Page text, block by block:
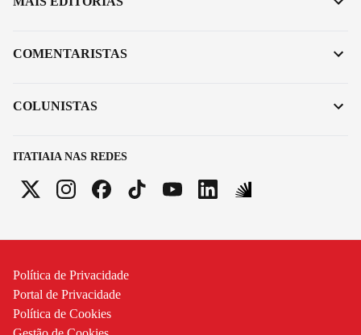
ITATIAIA NAS REDES
COMENTARISTAS
COLUNISTAS
Política de Privacidade
Portal de Privacidade
Política de Cookies